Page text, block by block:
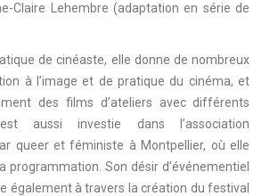
Claire Lehembre (adaptation en série de
de cinéaste, elle donne de nombreux
à l’image et de pratique du cinéma, et
des films d’ateliers avec différents
aussi investie dans l’association
queer et féministe à Montpellier, où elle
programmation. Son désir d’événementiel
également à travers la création du festival